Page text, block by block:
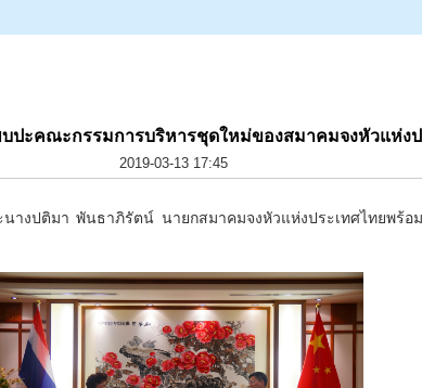
ปะคณะกรรมการบริหารชุดใหม่ของสมาคมจงหัวแห่งป
2019-03-13 17:45
งปติมา พันธาภิรัตน์ นายกสมาคมจงหัวแห่งประเทศไทยพร้อ